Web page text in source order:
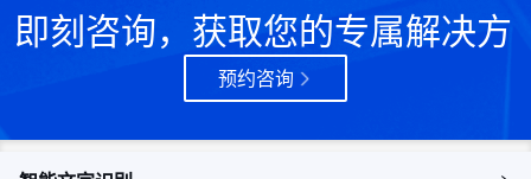
即刻咨询，获取您的专属解决方
预约咨询